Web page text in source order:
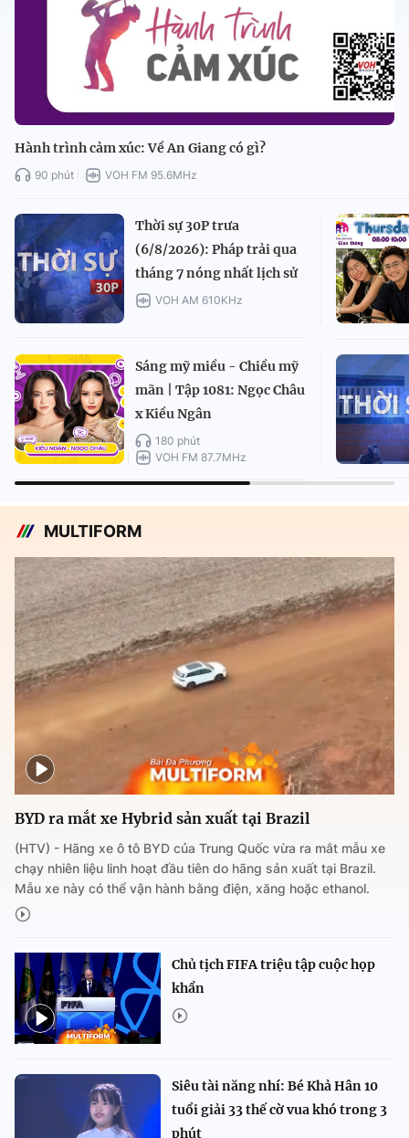
Hành trình cảm xúc: Về An Giang có gì?
90 phút VOH FM 95.6MHz
Thời sự 30P trưa
(6/8/2026): Pháp trải qua
tháng 7 nóng nhất lịch sử
VOH AM 610KHz
Sáng mỹ miều - Chiều mỹ
mãn | Tập 1081: Ngọc Châu
x Kiều Ngân
180 phút
VOH FM 87.7MHz
MULTIFORM
BYD ra mắt xe Hybrid sản xuất tại Brazil
(HTV) - Hãng xe ô tô BYD của Trung Quốc vừa ra mắt mẫu xe
chạy nhiên liệu linh hoạt đầu tiên do hãng sản xuất tại Brazil.
Mẫu xe này có thể vận hành bằng điện, xăng hoặc ethanol.
Chủ tịch FIFA triệu tập cuộc họp
khẩn
Siêu tài năng nhí: Bé Khả Hân 10
tuổi giải 33 thế cờ vua khó trong 3
phút